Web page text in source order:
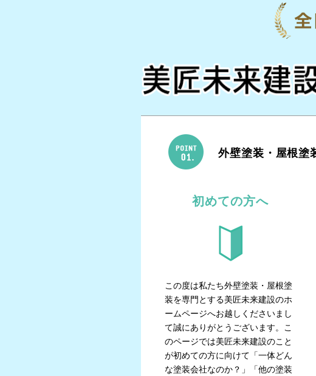
外壁塗装・屋根塗
初めての方へ
この度は私たち外壁塗装・屋根塗
装を専門とする美匠未来建設のホ
ームページへお越しくださいまし
て誠にありがとうございます。こ
のページでは美匠未来建設のこと
が初めての方に向けて「一体どん
な塗装会社なのか？」「他の塗装